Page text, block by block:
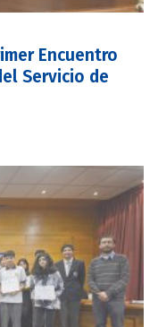
Encuentro
Servicio de